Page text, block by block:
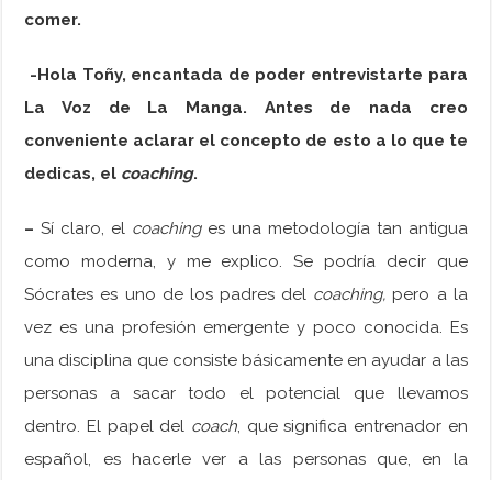
comer.
-Hola Toñy, encantada de poder entrevistarte para
La Voz de La Manga. Antes de nada creo
conveniente aclarar el concepto de esto a lo que te
dedicas, el coaching.
–Sí claro, el coachinges una metodología tan antigua
como moderna, y me explico. Se podría decir que
Sócrates es uno de los padres del coaching, pero a la
vez es una profesión emergente y poco conocida. Es
una disciplina que consiste básicamente en ayudar a las
personas a sacar todo el potencial que llevamos
dentro. El papel del coach, que significa entrenador en
español, es hacerle ver a las personas que, en la